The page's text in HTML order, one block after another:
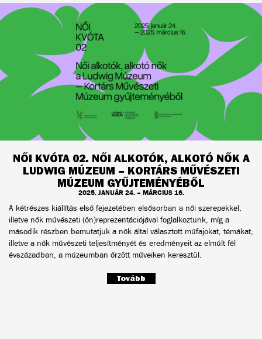
NŐI KVÓTA 02. NŐI ALKOTÓK, ALKOTÓ NŐK A
LUDWIG MÚZEUM – KORTÁRS MŰVÉSZETI
MÚZEUM GYŰJTEMÉNYÉBŐL
2025. JANUÁR 24. – MÁRCIUS 16.
A kétrészes kiállítás első fejezetében elsősorban a női szerepekkel,
illetve nők művészeti (ön)reprezentációjával foglalkoztunk, míg a
második részben bemutatjuk a nők által választott műfajokat, témákat,
illetve a nők művészeti teljesítményét és eredményeit az elmúlt fél
évszázadban, a múzeumban őrzött műveiken keresztül.
Tovább